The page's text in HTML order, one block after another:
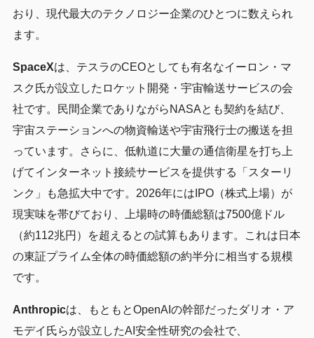
おり、現代最大のテクノロジー企業のひとつに数えられ
ます。
SpaceXは、テスラのCEOとしても有名なイーロン・マ
スク氏が設立したロケット開発・宇宙輸送サービスの会
社です。民間企業でありながらNASAとも契約を結び、
宇宙ステーションへの物資輸送や宇宙飛行士の搬送を担
っています。さらに、低軌道に大量の通信衛星を打ち上
げてインターネット接続サービスを提供する「スターリ
ンク」も急拡大中です。2026年にはIPO（株式上場）が
現実味を帯びており、上場時の時価総額は7500億ドル
（約112兆円）を超えるとの試算もあります。これは日本
の東証プライム全体の時価総額の約半分に相当する規模
です。
Anthropicは、もともとOpenAIの幹部だったダリオ・ア
モデイ氏らが設立したAI安全性研究の会社で、